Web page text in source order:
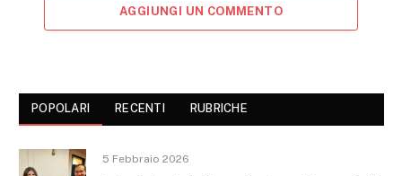
AGGIUNGI UN COMMENTO
POPOLARI RECENTI RUBRICHE
5 Febbraio 2026